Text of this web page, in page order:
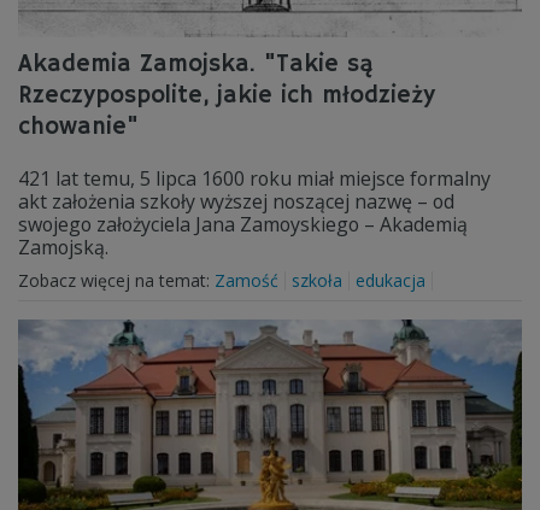
Akademia Zamojska. "Takie są
Rzeczypospolite, jakie ich młodzieży
chowanie"
421 lat temu, 5 lipca 1600 roku miał miejsce formalny
akt założenia szkoły wyższej noszącej nazwę – od
swojego założyciela Jana Zamoyskiego – Akademią
Zamojską.
Zobacz więcej na temat: Zamość szkoła edukacja